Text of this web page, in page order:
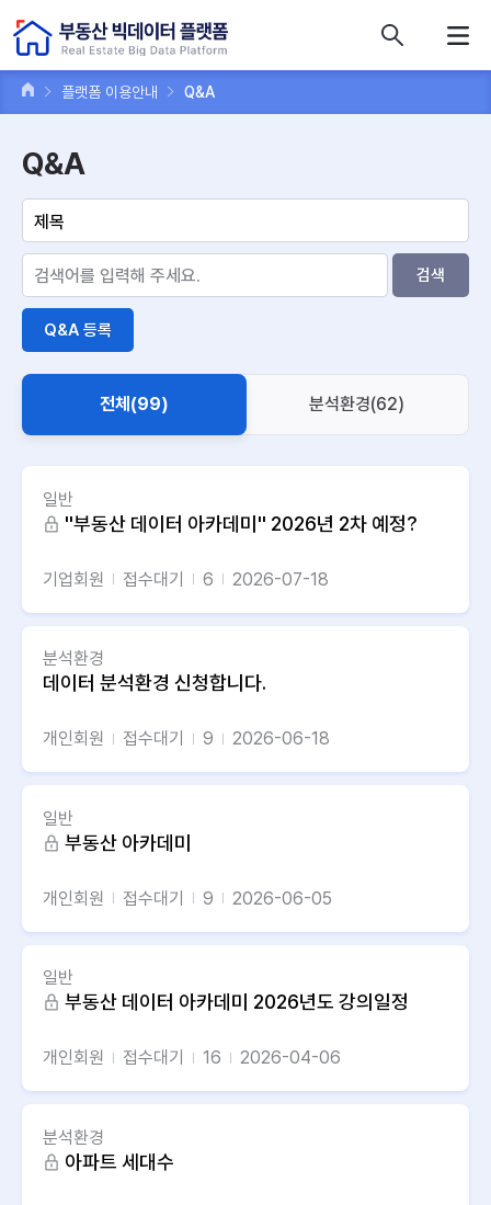
플랫폼 이용안내 Q&A
Q&A
검색
Q&A 등록
전체(99) 분석환경(62)
일반
''부동산 데이터 아카데미'' 2026년 2차 예정?
기업회원 접수대기 6 2026-07-18
분석환경
데이터 분석환경 신청합니다.
개인회원 접수대기 9 2026-06-18
일반
부동산 아카데미
개인회원 접수대기 9 2026-06-05
일반
부동산 데이터 아카데미 2026년도 강의일정
개인회원 접수대기 16 2026-04-06
분석환경
아파트 세대수